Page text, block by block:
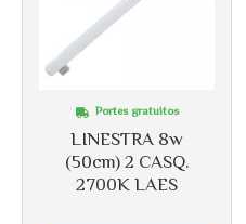
LINESTRA 8w
(50cm) 2 CASQ.
2700K LAES
Portes gratuitos